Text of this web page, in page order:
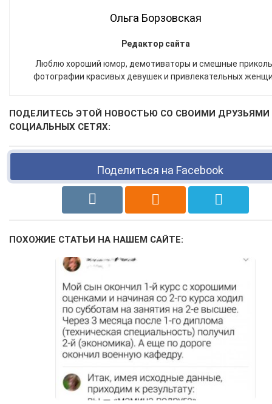
Ольга Борзовская
Редактор сайта
Люблю хороший юмор, демотиваторы и смешные
фотографии красивых девушек и привлекательных
ПОДЕЛИТЕСЬ ЭТОЙ НОВОСТЬЮ СО СВОИМИ ДРУЗЬЯМИ
СОЦИАЛЬНЫХ СЕТЯХ:
Поделиться на Facebook
ПОХОЖИЕ СТАТЬИ НА НАШЕМ САЙТЕ: